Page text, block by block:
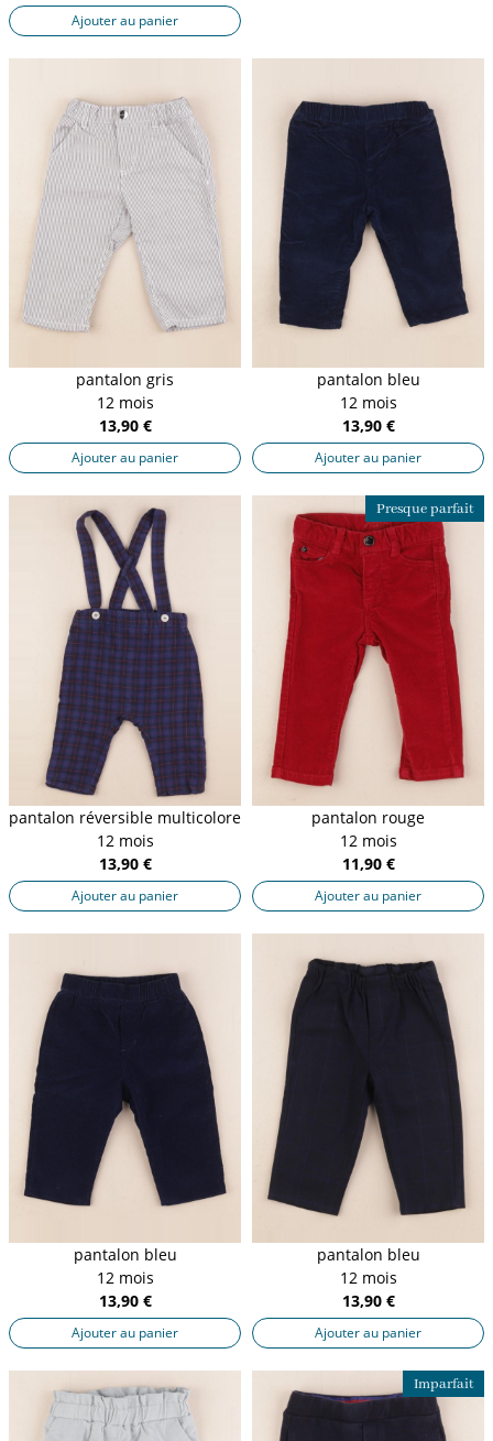
Ajouter au panier
pantalon gris
12 mois
13,90 €
Ajouter au panier
pantalon bleu
12 mois
13,90 €
Ajouter au panier
pantalon réversible multicolore
12 mois
13,90 €
Ajouter au panier
Presque parfait
pantalon rouge
12 mois
11,90 €
Ajouter au panier
pantalon bleu
12 mois
13,90 €
Ajouter au panier
pantalon bleu
12 mois
13,90 €
Ajouter au panier
Imparfait